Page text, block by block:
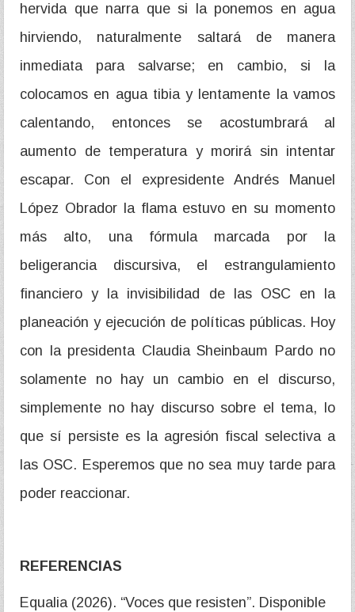
hervida que narra que si la ponemos en agua
hirviendo, naturalmente saltará de manera
inmediata para salvarse; en cambio, si la
colocamos en agua tibia y lentamente la vamos
calentando, entonces se acostumbrará al
aumento de temperatura y morirá sin intentar
escapar. Con el expresidente Andrés Manuel
López Obrador la flama estuvo en su momento
más alto, una fórmula marcada por la
beligerancia discursiva, el estrangulamiento
financiero y la invisibilidad de las OSC en la
planeación y ejecución de políticas públicas. Hoy
con la presidenta Claudia Sheinbaum Pardo no
solamente no hay un cambio en el discurso,
simplemente no hay discurso sobre el tema, lo
que sí persiste es la agresión fiscal selectiva a
las OSC. Esperemos que no sea muy tarde para
poder reaccionar.
REFERENCIAS
Equalia (2026). “Voces que resisten”. Disponible